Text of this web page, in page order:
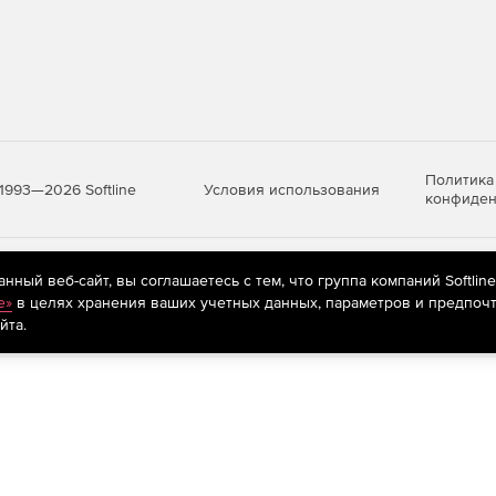
Softline Условия использования
Политика
рекомендательные технологии(информационные технологии
пользователей сети «Интернет», находящихся на
веб-сайт, вы соглашаетесь с тем, что группа компаний
в целях хранения ваших учетных данных, параметров и